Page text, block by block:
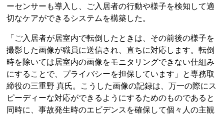
ーセンサーも導入し、ご入居者の行動や様子を検知して適
切なケアができるシステムを構築した。
「ご入居者が居室内で転倒したときは、その前後の様子を
撮影した画像が職員に送信され、直ちに対応します。転倒
時を除いては居室内の画像をモニタリングできない仕組み
にすることで、プライバシーを担保しています」と専務取
締役の三重野 真氏。こうした画像の記録は、万一の際にス
ピーディーな対応ができるようにするためのものであると
同時に、事故発生時のエビデンスを確保して個々人の主観